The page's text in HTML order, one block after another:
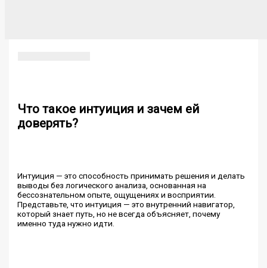
Что такое интуиция и зачем ей
доверять?
Интуиция — это способность принимать решения и делать
выводы без логического анализа, основанная на
бессознательном опыте, ощущениях и восприятии.
Представьте, что интуиция — это внутренний навигатор,
который знает путь, но не всегда объясняет, почему
именно туда нужно идти.